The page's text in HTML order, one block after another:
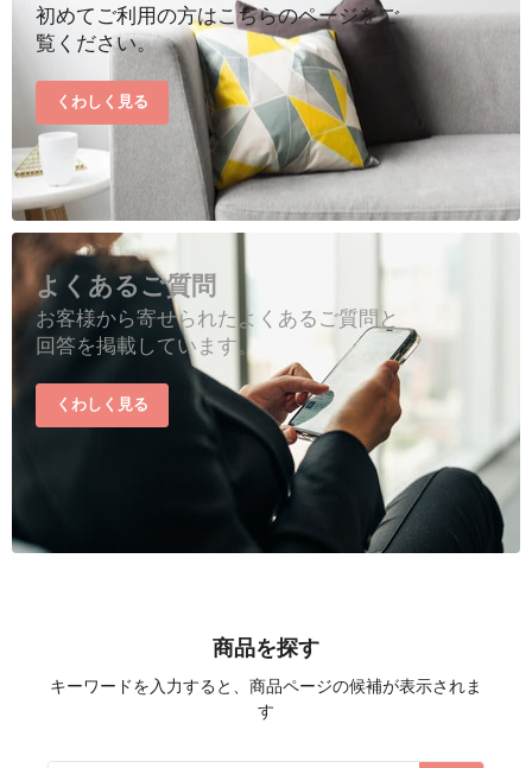
初めてご利用の方はこちらのページをご
覧ください。
くわしく見る
よくあるご質問
お客様から寄せられたよくあるご質問と
回答を掲載しています。
くわしく見る
商品を探す
キーワードを入力すると、商品ページの候補が表示されま
す